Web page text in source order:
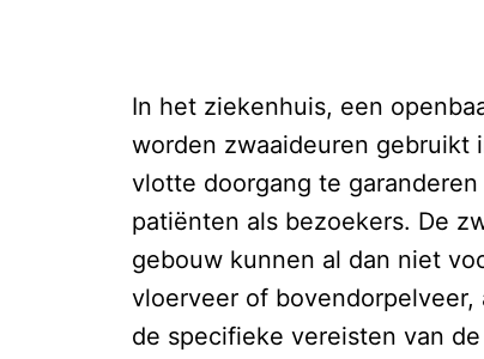
In het ziekenhuis, een
worden zwaaideuren gebruikt
vlotte doorgang te
patiënten als bezoekers. De
gebouw kunnen al dan niet
vloerveer of bovendorpelveer,
de specifieke vereisten van